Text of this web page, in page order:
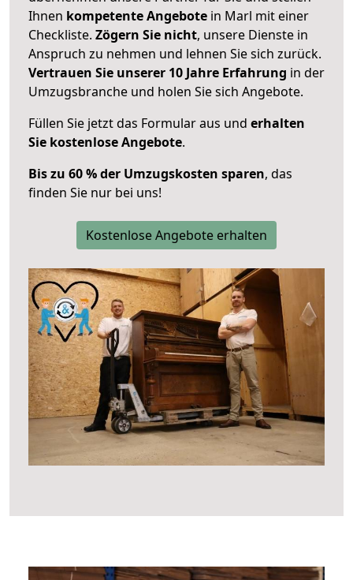
Ihnen kompetente Angebote in Marl mit einer
Checkliste. Zögern Sie nicht, unsere Dienste in
Anspruch zu nehmen und lehnen Sie sich zurück.
Vertrauen Sie unserer 10 Jahre Erfahrung in der
Umzugsbranche und holen Sie sich Angebote.
Füllen Sie jetzt das Formular aus und erhalten
Sie kostenlose Angebote.
Bis zu 60 % der Umzugskosten sparen, das
finden Sie nur bei uns!
Kostenlose Angebote erhalten